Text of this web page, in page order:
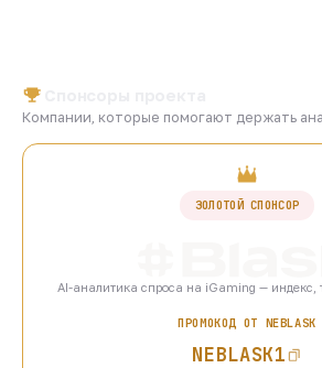
Компании, которые помогают держать
ЗОЛОТОЙ СПОНСОР
AI-аналитика спроса на iGaming — индекс,
ПРОМОКОД ОТ NEBLASK
NEBLASK1